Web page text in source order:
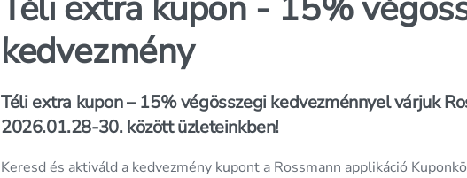
kedvezmény
Téli extra kupon – 15% végösszegi kedvezménnyel várjuk
2026.01.28-30. között üzleteinkben!
Keresd és aktiváld a kedvezmény kupont a Rossmann applikáció